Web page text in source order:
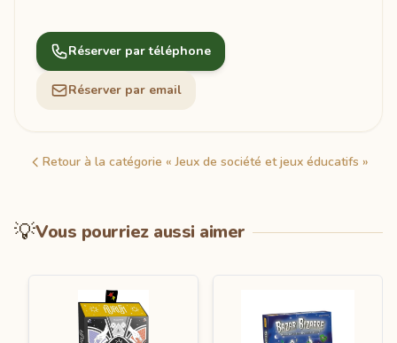
Réserver par téléphone
Réserver par email
Retour à la catégorie « Jeux de société et jeux éducatifs »
💡Vous pourriez aussi aimer